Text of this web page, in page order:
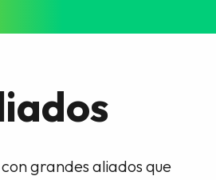
grandes aliados que